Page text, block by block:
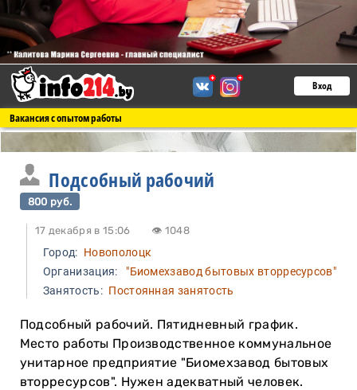
Вход
Вакансия с опытом работы
Подсобный рабочий
800 руб.
17 декабря в 15:06 👁 1048
Город: Новополоцк
Организация: "Биомехзавод бытовых вторресурсов"
Занятость:Постоянная занятость
Подсобный рабочий. Пятидневный график.
Место работы Производственное коммунальное
унитарное предприятие "Биомехзавод бытовых
вторресурсов". Нужен адекватный человек.